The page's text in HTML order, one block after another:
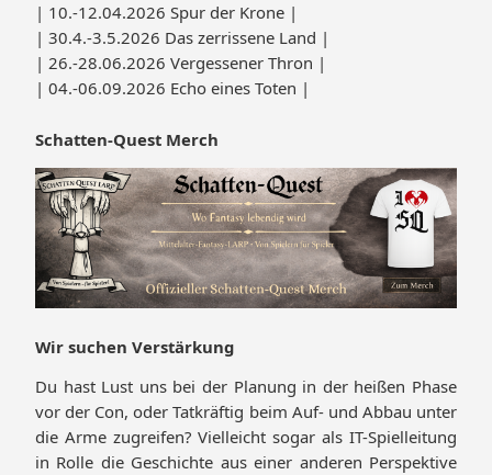
| 10.-12.04.2026 Spur der Krone |
| 30.4.-3.5.2026 Das zerrissene Land |
| 26.-28.06.2026 Vergessener Thron |
| 04.-06.09.2026 Echo eines Toten |
Schatten-Quest Merch
Wir suchen Verstärkung
Du hast Lust uns bei der Planung in der heißen Phase
vor der Con, oder Tatkräftig beim Auf- und Abbau unter
die Arme zugreifen? Vielleicht sogar als IT-Spielleitung
in Rolle die Geschichte aus einer anderen Perspektive